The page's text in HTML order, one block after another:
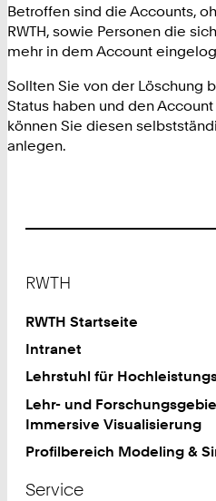
Betroffen sind die Accounts,
RWTH, sowie Personen die
mehr in dem Account
Sollten Sie von der Löschung
Status haben und den
können Sie diesen
anlegen.
RWTH
RWTH Startseite
Intranet
Lehrstuhl für
Lehr- und
Immersive Visualisierung
Profilbereich Modeling &
Service